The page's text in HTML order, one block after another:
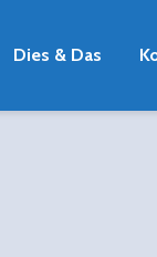
Dies & Das